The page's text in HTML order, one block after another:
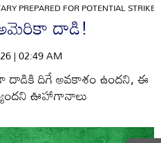
PREPARED FOR POTENTIAL
దాడి!
| 02:49 AM
దిగే అవకాశం ఉందని, ఈ
ఊహాగానాలు